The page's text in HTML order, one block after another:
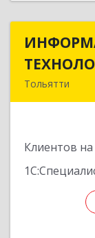
Тольятти
Клиентов